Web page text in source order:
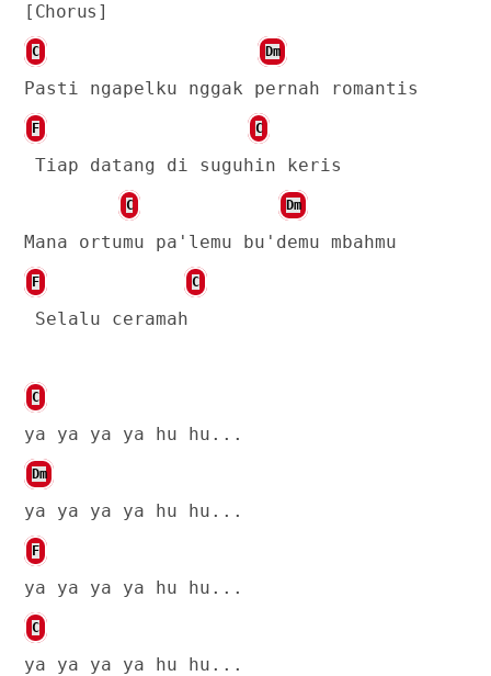
[Chorus]
C Dm
Pasti ngapelku nggak pernah romantis
F C
Tiap datang di suguhin keris
C Dm
Mana ortumu pa'lemu bu'demu mbahmu
F C
Selalu ceramah
C
ya ya ya ya hu hu...
Dm
ya ya ya ya hu hu...
F
ya ya ya ya hu hu...
C
ya ya ya ya hu hu...